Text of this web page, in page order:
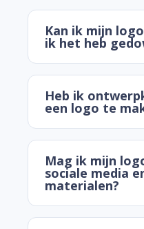
Kan ik mijn
ik het heb
Heb ik
een logo te
Mag ik mijn
sociale media
materialen?